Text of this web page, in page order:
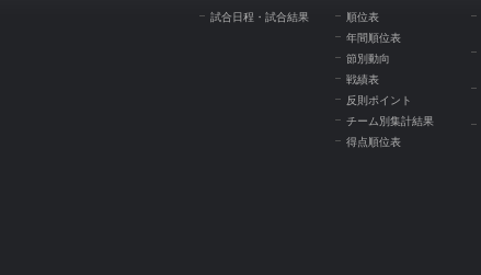
試合日程・試合結果
順位表
年間順位表
節別動向
戦績表
反則ポイント
チーム別集計結果
得点順位表